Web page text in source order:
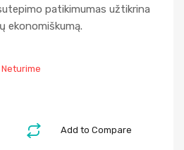
patikimumas užtikrina
ekonomiškumą.
Neturime
Add to Compare